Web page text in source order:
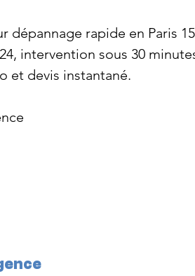
dépannage rapide en Paris
intervention sous 30
et devis instantané.